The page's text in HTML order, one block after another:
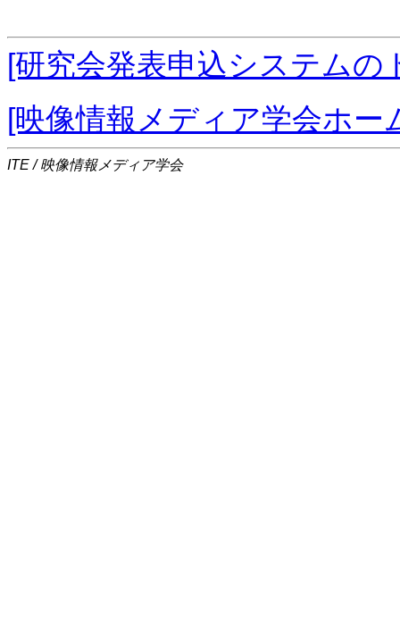
[研究会発表申込システム
[映像情報メディア学会ホー
ITE / 映像情報メディア学会